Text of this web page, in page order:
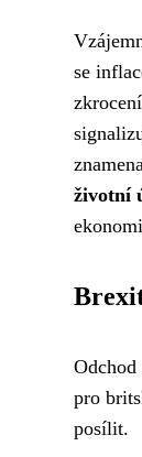
se
životní
pro
posílit.